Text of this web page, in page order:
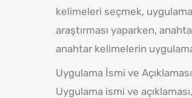
kelimeleri seçmek,
araştırması yaparken,
anahtar kelimelerin
Uygulama İsmi ve Açıklaması
Uygulama ismi ve